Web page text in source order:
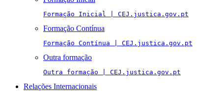
Formação Inicial | CEJ.justica.gov.pt
Formação Contínua
Formação Contínua | CEJ.justica.gov.pt
Outra formação
Outra formação | CEJ.justica.gov.pt
Relações Internacionais